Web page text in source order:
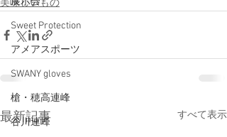
Sweet Protection
アメアスポーツ
SWANY gloves
槍・穂高連峰
谷川連峰
美味しいもの
最新記事 すべて表示